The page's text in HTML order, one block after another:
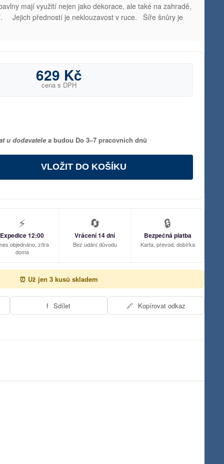
mají využití nejen jako dekorace, ale také na zahradě,
Jejich předností je neklouzavost v ruce. Šíře šnůry je
629 Kč
cena s DPH
u dodavatele a budou Do 3–7 pracovních dnů
VLOŽIT DO KOŠÍKU
⚡
Expedice 12:00
objednáno, zítra
doma
🔄
Vrácení 14 dní
Bez udání důvodu
🔒
Bezpečná platba
Karta, převod, dobírka
⏰ Už jen 3 kusů skladem
f Sdílet 🔗 Kopírovat odkaz